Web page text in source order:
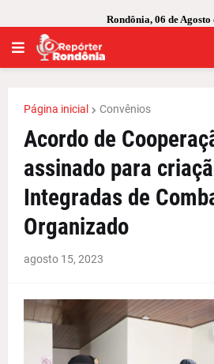
Rondônia, 06 de Agosto
Página inicial Convênios
Acordo de
assinado para
Integradas de
Organizado
agosto 15, 2023